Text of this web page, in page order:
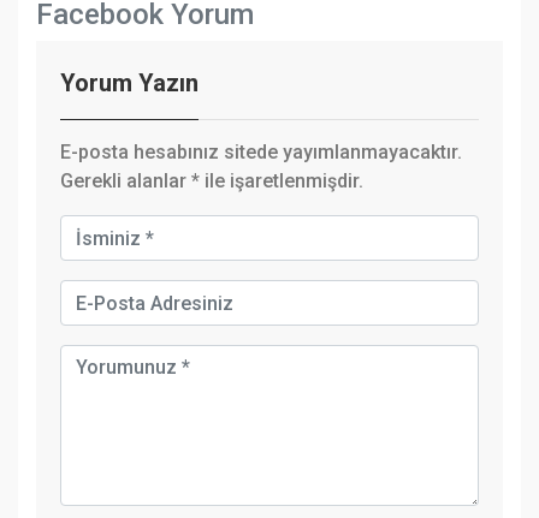
Facebook Yorum
Yorum Yazın
E-posta hesabınız sitede yayımlanmayacaktır.
Gerekli alanlar * ile işaretlenmişdir.